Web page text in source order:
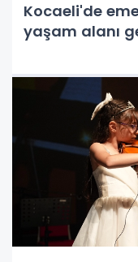
Kocaeli'de
yaşam alanı